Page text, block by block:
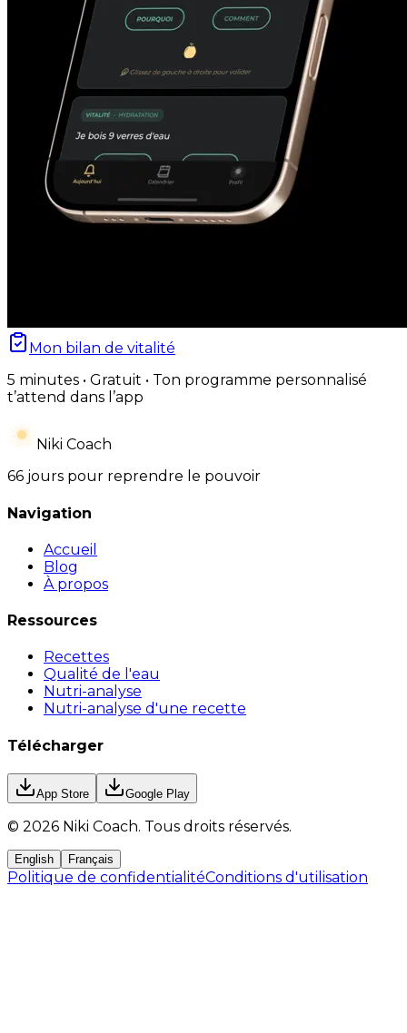
Mon bilan de vitalité
5 minutes • Gratuit • Ton programme personnalisé
t’attend dans l’app
Niki Coach
66 jours pour reprendre le pouvoir
Navigation
Accueil
Blog
À propos
Ressources
Recettes
Qualité de l'eau
Nutri-analyse
Nutri-analyse d'une recette
Télécharger
App Store Google Play
© 2026 Niki Coach. Tous droits réservés.
English Français
Politique de confidentialitéConditions d'utilisation